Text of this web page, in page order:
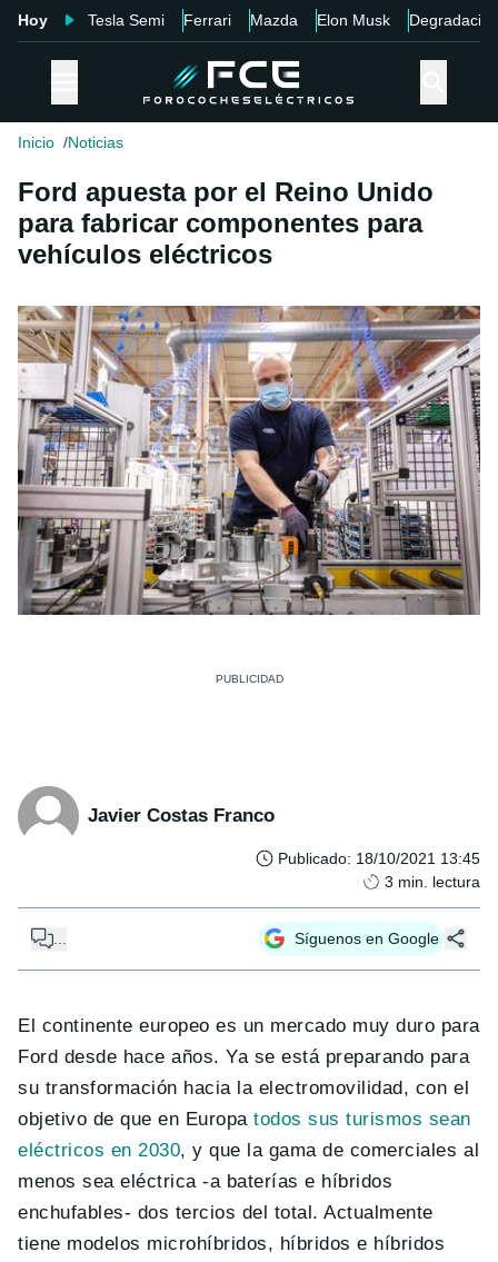
Hoy Tesla Semi Ferrari Mazda Elon Musk Degradación
Inicio Noticias
Ford apuesta por el Reino Unido
para fabricar componentes para
vehículos eléctricos
Javier Costas Franco
Publicado: 18/10/2021 13:45
3 min. lectura
Síguenos en Google
El continente europeo es un mercado muy duro para
Ford desde hace años. Ya se está preparando para
su transformación hacia la electromovilidad, con el
objetivo de que en Europatodos sus turismos sean
eléctricos en 2030, y que la gama de comerciales al
menos sea eléctrica -a baterías e híbridos
enchufables- dos tercios del total. Actualmente
tiene modelos microhíbridos, híbridos e híbridos